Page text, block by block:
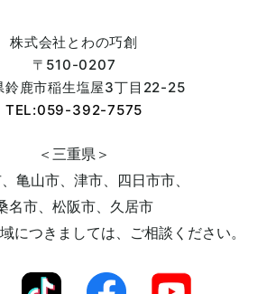
株式会社とわの巧創
〒510-0207
鈴鹿市稲生塩屋3丁目22-25
TEL:059-392-7575
＜三重県＞
亀山市、津市、四日市市、
名市、松阪市、久居市
につきましては、
ご相談ください。